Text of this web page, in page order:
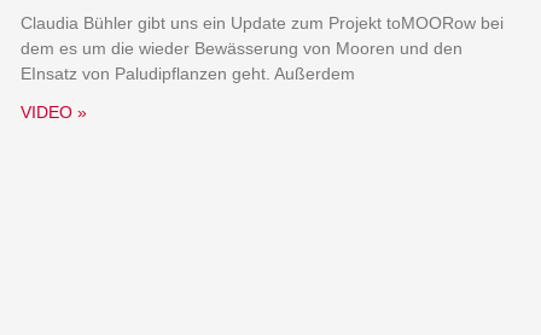
Claudia Bühler gibt uns ein Update zum Projekt toMOORow bei
dem es um die wieder Bewässerung von Mooren und den
EInsatz von Paludipflanzen geht. Außerdem
VIDEO »